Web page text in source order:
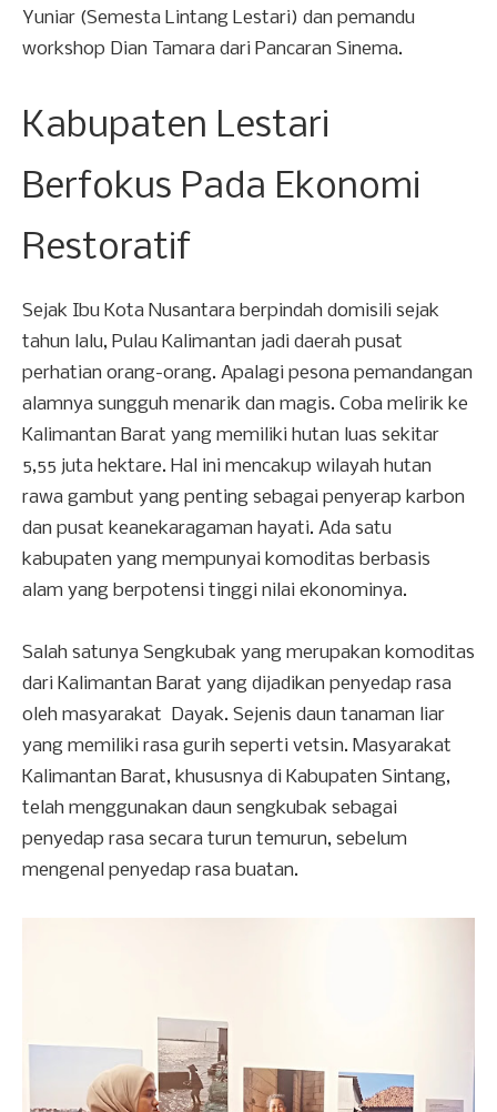
Yuniar (Semesta Lintang Lestari) dan pemandu
workshop Dian Tamara dari Pancaran Sinema.
Kabupaten Lestari
Berfokus Pada Ekonomi
Restoratif
Sejak Ibu Kota Nusantara berpindah domisili sejak
tahun lalu, Pulau Kalimantan jadi daerah pusat
perhatian orang-orang. Apalagi pesona pemandangan
alamnya sungguh menarik dan magis. Coba melirik ke
Kalimantan Barat yang memiliki hutan luas sekitar
5,55 juta hektare. Hal ini mencakup wilayah hutan
rawa gambut yang penting sebagai penyerap karbon
dan pusat keanekaragaman hayati. Ada satu
kabupaten yang mempunyai komoditas berbasis
alam yang berpotensi tinggi nilai ekonominya.
Salah satunya Sengkubak yang merupakan komoditas
dari Kalimantan Barat yang dijadikan penyedap rasa
oleh masyarakat Dayak. Sejenis daun tanaman liar
yang memiliki rasa gurih seperti vetsin. Masyarakat
Kalimantan Barat, khususnya di Kabupaten Sintang,
telah menggunakan daun sengkubak sebagai
penyedap rasa secara turun temurun, sebelum
mengenal penyedap rasa buatan.